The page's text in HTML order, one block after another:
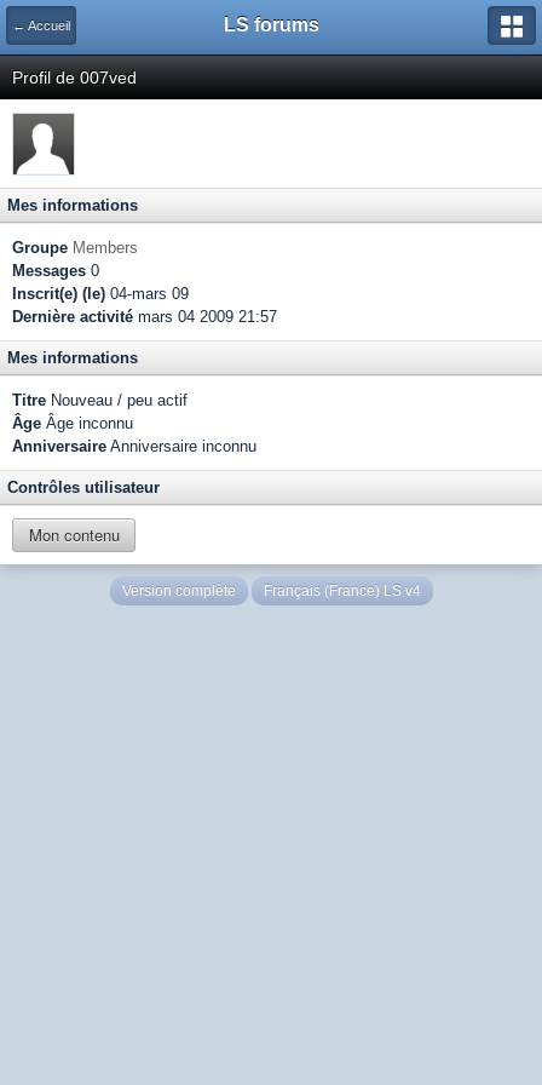
← Accueil LS forums
Profil de 007ved
Mes informations
Groupe Members
Messages 0
Inscrit(e) (le) 04-mars 09
Dernière activité mars 04 2009 21:57
Mes informations
Titre Nouveau / peu actif
Âge Âge inconnu
Anniversaire Anniversaire inconnu
Contrôles utilisateur
Mon contenu
Version complète Français (France) LS v4